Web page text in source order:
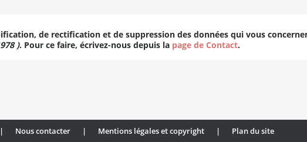
de rectification et de suppression des données qui vous
). Pour ce faire, écrivez-nous depuis la page de Contact.
| Nous contacter | Mentions légales et copyright | Plan du site